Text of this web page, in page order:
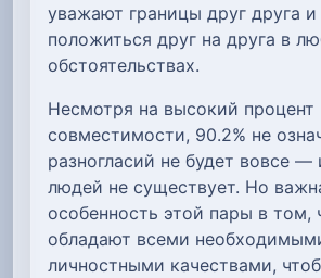
уважают границы друг друга и
положиться друг на друга в
обстоятельствах.
Несмотря на высокий процент
совместимости, 90.2% не
разногласий не будет вовсе —
людей не существует. Но
особенность этой пары в том,
обладают всеми
личностными качествами,